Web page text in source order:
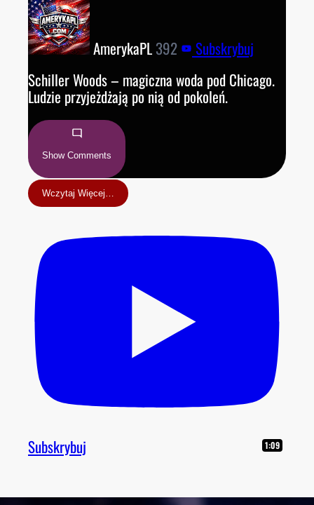
1:09
AmerykaPL392
Subskrybuj
Schiller Woods – magiczna woda pod Chicago.
Ludzie przyjeżdżają po nią od pokoleń.
Show Comments
Wczytaj Więcej…
Subskrybuj